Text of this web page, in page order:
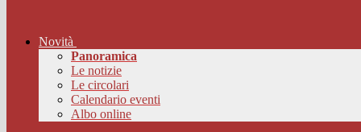
Novità
Panoramica
Le notizie
Le circolari
Calendario eventi
Albo online